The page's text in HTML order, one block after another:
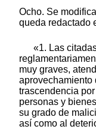
Ocho. Se
queda redactado
«1. Las
muy graves,
aprovechamiento
trascendencia
personas y
su grado de
así como al